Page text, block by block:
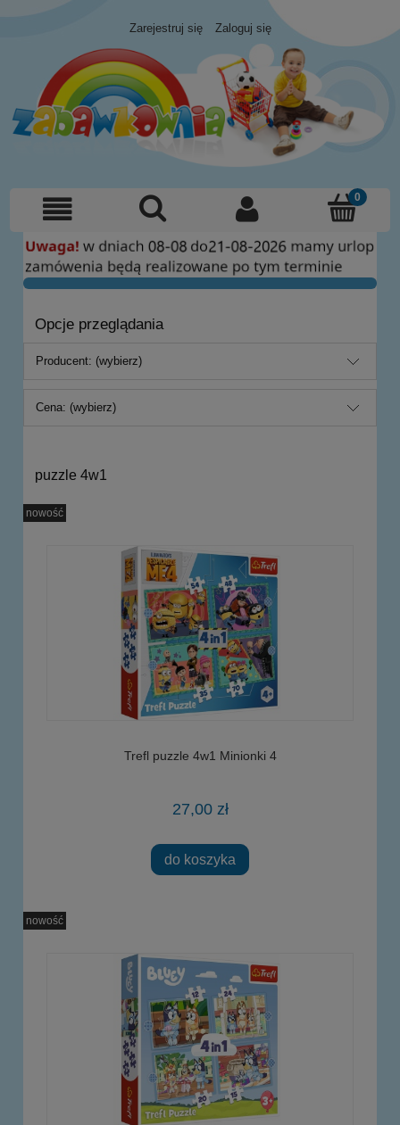
Zarejestruj się Zaloguj się
Opcje przeglądania
Producent: (wybierz)
Cena: (wybierz)
puzzle 4w1
Trefl puzzle 4w1 Minionki 4
27,00 zł
do koszyka
nowość
nowość